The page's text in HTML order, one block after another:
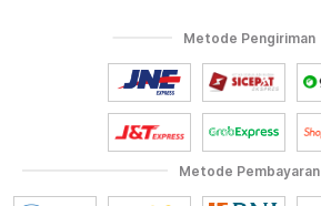
Metode Pembayaran
Metode Pengiriman